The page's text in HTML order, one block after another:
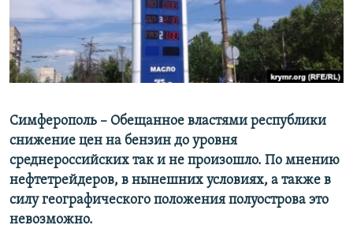
ПОБЕДИТЕЛЕЙ НЕ СУДЯТ?
КРЫМ.НЕПОКОРЕННЫЙ
ELIFBE
Все сайты RFE/RL
Симферополь – Обещанное властями республики
снижение цен на бензин до уровня
среднероссийских так и не произошло. По мнению
нефтетрейдеров, в нынешних условиях, а также в
силу географического положения полуострова это
невозможно.